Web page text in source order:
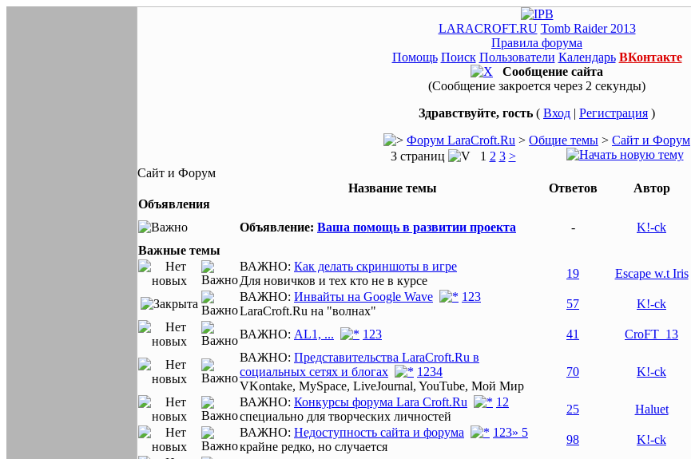
LARACROFT.RU Tomb Raider 2013
Правила форума
Помощь Поиск Пользователи Календарь ВКонтакте
Сообщение сайта
(Сообщение закроется через 2 секунды)
Здравствуйте, гость ( Вход | Регистрация )
Форум LaraCroft.Ru > Общие темы > Сайт и Форум
3 страниц
1 2 3 >
Сайт и Форум
Название темы
Ответов Автор
Объявления
Объявление: Ваша помощь в развитии проекта - K!-ck
Важные темы
ВАЖНО: Как делать скриншоты в игре
Для новичков и тех кто не в курсе
19 Escape w.t Iris
ВАЖНО: Инвайты на Google Wave 1 23
LaraCroft.Ru на "волнах"
57 K!-ck
ВАЖНО: AL1, ... 1 23 41 CroFT_13
ВАЖНО: Представительства LaraCroft.Ru в
социальных сетях и блогах
1 234
VKontake, MySpace, LiveJournal, YouTube, Мой Мир
70 K!-ck
ВАЖНО: Конкурсы форума Lara Croft.Ru 1 2
специально для творческих личностей
25 Haluet
ВАЖНО: Недоступность сайта и форума 1 23» 5
крайне редко, но случается
98 K!-ck